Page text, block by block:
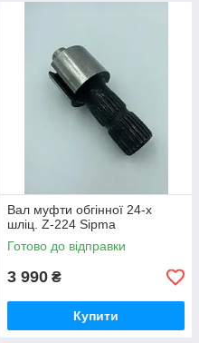
Вал муфти обгінної 24-х
шліц. Z-224 Sipma
Готово до відправки
3 990 ₴
Купити